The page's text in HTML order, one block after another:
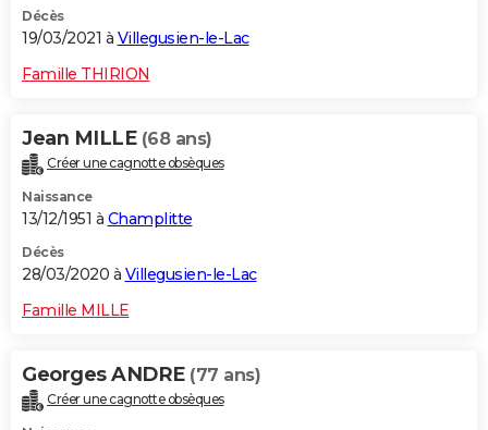
Décès
19/03/2021 à Villegusien-le-Lac
Famille THIRION
Jean MILLE (68 ans)
Créer une cagnotte obsèques
Naissance
13/12/1951 à Champlitte
Décès
28/03/2020 à Villegusien-le-Lac
Famille MILLE
Georges ANDRE (77 ans)
Créer une cagnotte obsèques